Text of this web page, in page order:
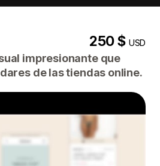
250 $USD
impresionante que
de las tiendas online.